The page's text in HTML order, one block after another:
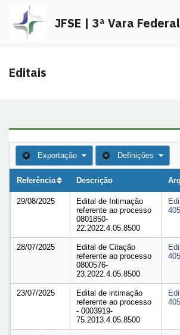
JFSE | 3ª Vara Federal
Editais